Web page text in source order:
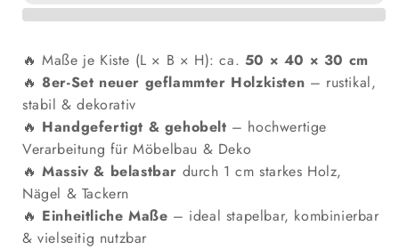
40
8er
SET
TOP
verringern
40
8er
SET
TOP
erhöhen
🔥 Maße je Kiste (L × B × H): ca. 50 × 40 × 30 cm
🔥 8er-Set neuer geflammter Holzkisten – rustikal,
stabil & dekorativ
🔥 Handgefertigt & gehobelt – hochwertige
Verarbeitung für Möbelbau & Deko
🔥Massiv & belastbar durch 1 cm starkes Holz,
Nägel & Tackern
🔥 Einheitliche Maße – ideal stapelbar, kombinierbar
& vielseitig nutzbar